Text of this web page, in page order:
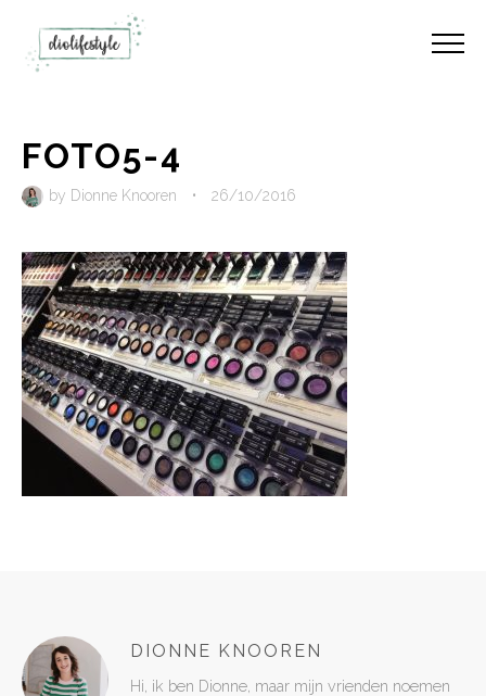
FOTO5-4
by Dionne Knooren • 26/10/2016
DIONNE KNOOREN
Hi, ik ben Dionne, maar mijn vrienden noemen